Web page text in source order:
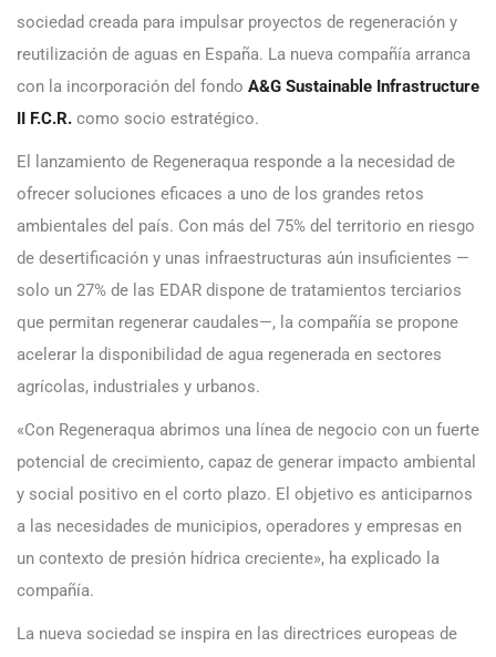
sociedad creada para impulsar proyectos de regeneración y
reutilización de aguas en España. La nueva compañía arranca
con la incorporación del fondo A&G Sustainable Infrastructure
II F.C.R. como socio estratégico.
El lanzamiento de Regeneraqua responde a la necesidad de
ofrecer soluciones eficaces a uno de los grandes retos
ambientales del país. Con más del 75% del territorio en riesgo
de desertificación y unas infraestructuras aún insuficientes —
solo un 27% de las EDAR dispone de tratamientos terciarios
que permitan regenerar caudales—, la compañía se propone
acelerar la disponibilidad de agua regenerada en sectores
agrícolas, industriales y urbanos.
«Con Regeneraqua abrimos una línea de negocio con un fuerte
potencial de crecimiento, capaz de generar impacto ambiental
y social positivo en el corto plazo. El objetivo es anticiparnos
a las necesidades de municipios, operadores y empresas en
un contexto de presión hídrica creciente», ha explicado la
compañía.
La nueva sociedad se inspira en las directrices europeas de